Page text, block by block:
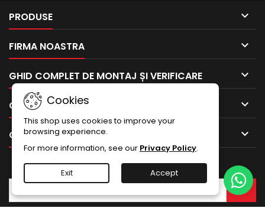
PRODUSE 
FIRMA NOASTRA 
GHID COMPLET DE MONTAJ ȘI VERIFICARE 
CONTUL TAU 
CONTACTEAZA-NE 
Cookies
This shop uses cookies to improve your
browsing experience.
For more information, see our Privacy Policy.
Exit Accept
BULETIN INFORMATIV